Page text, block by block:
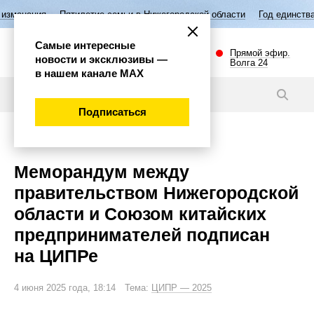
семьи в Нижегородской области Год единства народов России
Прямой эфир.
Волга 24
Меморандум между
правительством Нижегородской
области и Союзом китайских
предпринимателей подписан
на ЦИПРе
4 июня 2025 года, 18:14 Тема: ЦИПР — 2025
Самые интересные
новости и эксклюзивы —
в нашем канале МАХ
Подписаться